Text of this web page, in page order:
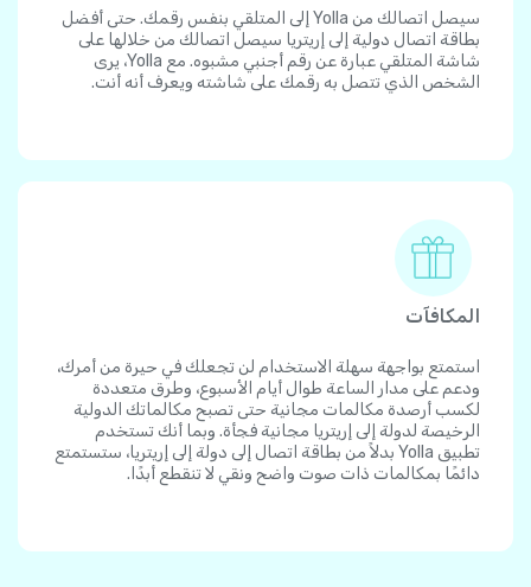
سيصل اتصالك من Yolla إلى المتلقي بنفس رقمك. حتى أفضل
بطاقة اتصال دولية إلى إريتريا سيصل اتصالك من خلالها على
شاشة المتلقي عبارة عن رقم أجنبي مشبوه. مع Yolla، يرى
الشخص الذي تتصل به رقمك على شاشته ويعرف أنه أنت.
المكافآت
استمتع بواجهة سهلة الاستخدام لن تجعلك في حيرة من أمرك،
ودعم على مدار الساعة طوال أيام الأسبوع، وطرق متعددة
لكسب أرصدة مكالمات مجانية حتى تصبح مكالماتك الدولية
الرخيصة لدولة إلى إريتريا مجانية فجأة. وبما أنك تستخدم
تطبيق Yolla بدلاً من بطاقة اتصال إلى دولة إلى إريتريا، ستستمتع
دائمًا بمكالمات ذات صوت واضح ونقي لا تنقطع أبدًا.